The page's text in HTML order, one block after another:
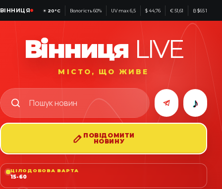
ВІННИЦЯ ☀ 20°C Вологість 60% UV max 6,5 $ 44,76 € 51,61 ₿ $65 188
Вінниця LIVE
МІСТО, ЩО ЖИВЕ
♪
ПОВІДОМИТИ
НОВИНУ
ЦІЛОДОБОВА ВАРТА
15-60